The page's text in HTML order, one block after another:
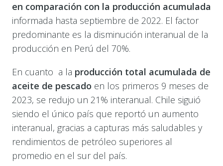
en comparación con la producción acumulada
informada hasta septiembre de 2022. El factor
predominante es la disminución interanual de la
producción en Perú del 70%.
En cuanto a la producción total acumulada de
aceite de pescado en los primeros 9 meses de
2023, se redujo un 21% interanual. Chile siguió
siendo el único país que reportó un aumento
interanual, gracias a capturas más saludables y
rendimientos de petróleo superiores al
promedio en el sur del país.